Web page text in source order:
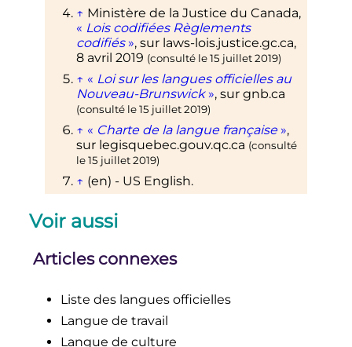
↑ Ministère de la Justice du Canada,
« Lois codifiées Règlements
codifiés », sur laws-lois.justice.gc.ca,
8 avril 2019 (consulté le15 juillet 2019)
↑ « Loi sur les langues officielles au
Nouveau-Brunswick », sur gnb.ca
(consulté le15 juillet 2019)
↑ « Charte de la langue française »,
sur legisquebec.gouv.qc.ca (consulté
le15 juillet 2019)
↑ (en) - US English.
ligne)
notamment l'article 111.
constitutionnel.fr.
↑(en) « OLAC resources in and
about the New Zealand Sign
Voir aussi
Articles connexes
Liste des langues officielles
Langue de travail
Langue de culture